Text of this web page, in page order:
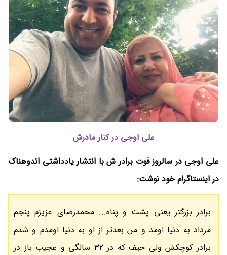
علی اوجی در کنار مادرش
علی اوجی در سالروز فوت برادر ش با انتشار یادداشتی اندوهناک
در اینستاگرام خود نوشت:
برادر بزرگتر یعنی پشت و پناه... محمدرضای عزیزم پنجم
مرداد به دنیا اومد و من بعدتر از او به دنیا اومدم و شدم
برادر کوچکش ولی حیف که در ٣٢ سالگی و عجیب باز در